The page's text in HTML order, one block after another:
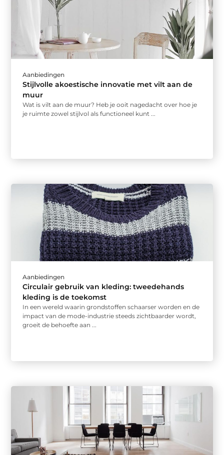
Aanbiedingen
Stijlvolle akoestische innovatie met vilt aan de
muur
Wat is vilt aan de muur? Heb je ooit nagedacht over hoe je
je ruimte zowel stijlvol als functioneel kunt ...
Aanbiedingen
Circulair gebruik van kleding: tweedehands
kleding is de toekomst
In een wereld waarin grondstoffen schaarser worden en de
impact van de mode-industrie steeds zichtbaarder wordt,
groeit de behoefte aan ...